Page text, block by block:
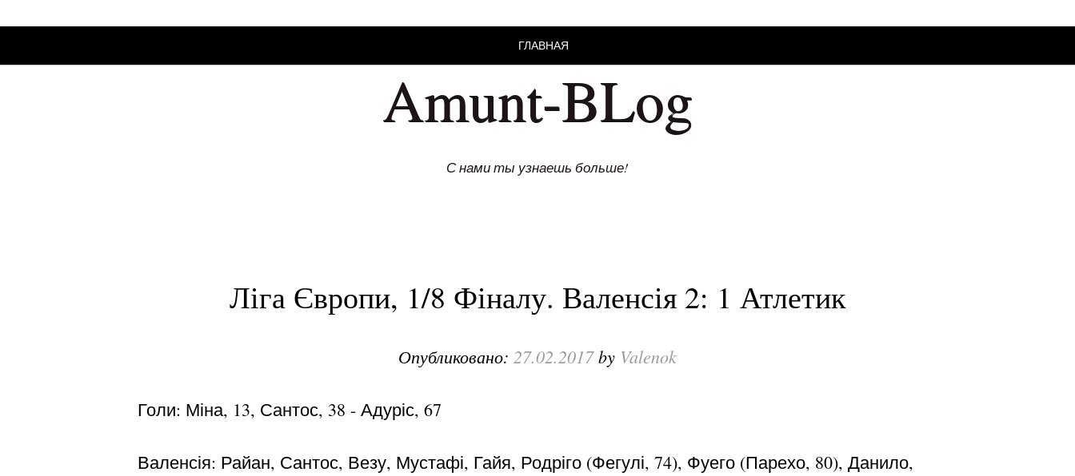
ГЛАВНАЯ
Amunt-BLog
С нами ты узнаешь больше!
Ліга Європи, 1/8 Фіналу. Валенсія 2: 1 Атлетик
Опубликовано: 27.02.2017by Valenok
Голи: Міна, 13, Сантос, 38 - Адуріс, 67
Валенсія: Райан, Сантос, Везу, Мустафі, Гайя, Родріго (Фегулі, 74), Фуего (Парехо, 80), Данило,